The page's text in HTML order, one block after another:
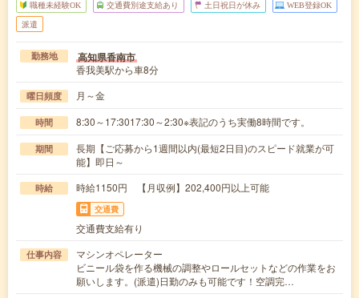
職種未経験OK 交通費別途支給あり 土日祝日が休み WEB登録OK
派遣
勤務地 高知県香南市
香我美駅から車8分
曜日頻度 月～金
時間 8:30～17:3017:30～2:30※表記のうち実働8時間です。
期間
長期【ご応募から1週間以内(最短2日目)のスピード就業が可
能】即日～
時給 時給1150円 【月収例】202,400円以上可能
交通費
交通費支給有り
仕事内容
マシンオペレーター
ビニール袋を作る機械の調整やロールセットなどの作業をお
願いします。(派遣)日勤のみも可能です！空調完…